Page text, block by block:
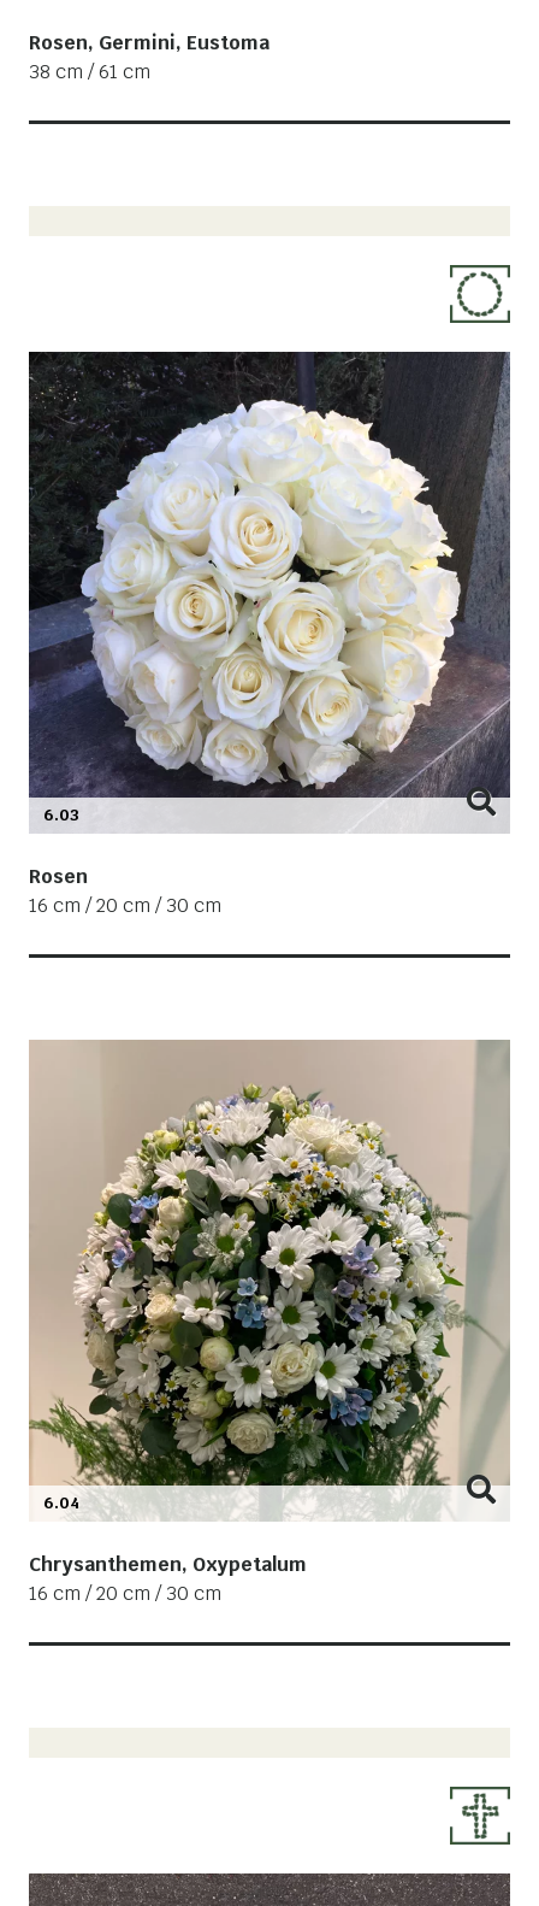
Rosen, Germini, Eustoma
38 cm / 61 cm
6.03
Rosen
16 cm / 20 cm / 30 cm
6.04
Chrysanthemen, Oxypetalum
16 cm / 20 cm / 30 cm